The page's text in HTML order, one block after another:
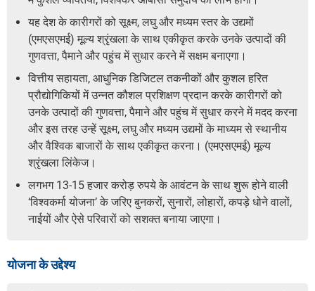
यह देश के कारीगरों को सूक्ष्म, लघु और मध्यम स्तर के उद्यमों
(एमएसएमई) मूल्य श्रृंखला के साथ एकीकृत करके उनके उत्पादों की
गुणवत्ता, पैमाने और पहुंच में सुधार करने में सक्षम बनाएगा।
वित्तीय सहायता, आधुनिक डिजिटल तकनीकों और कुशल हरित
प्रौद्योगिकियों में उन्नत कौशल प्रशिक्षण प्रदान करके कारीगरों को
उनके उत्पादों की गुणवत्ता, पैमाने और पहुंच में सुधार करने में मदद करना
और इस तरह उन्हें सूक्ष्म, लघु और मध्यम उद्यमों के माध्यम से स्थानीय
और वैश्विक बाजारों के साथ एकीकृत करना। (एमएसएमई) मूल्य
श्रृंखला लिंकेज।
लगभग 13-15 हजार करोड़ रुपये के आवंटन के साथ शुरू होने वाली
‘विश्वकर्मा योजना’ के जरिए बुनकरों, सुनारों, लोहारों, कपड़े धोने वालों,
नाईयों और ऐसे परिवारों को सशक्त बनाया जाएगा।
योजना के उद्देश्य